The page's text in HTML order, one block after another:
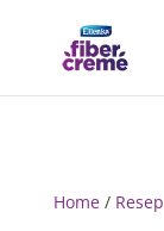
Home/ Resep